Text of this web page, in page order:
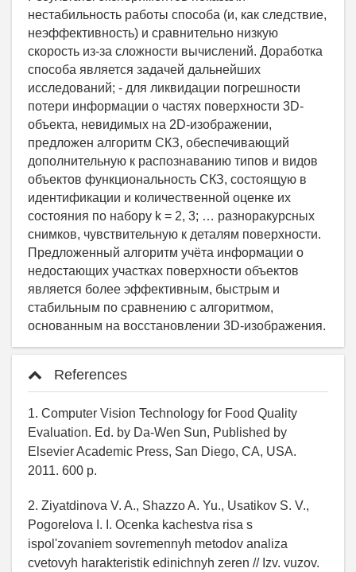
References
1. Computer Vision Technology for Food Quality
Evaluation. Ed. by Da-Wen Sun, Published by
Elsevier Academic Press, San Diego, CA, USA.
2011. 600 p.
2. Ziyatdinova V. A., Shazzo A. Yu., Usatikov S. V.,
Pogorelova I. I. Ocenka kachestva risa s
ispol'zovaniem sovremennyh metodov analiza
cvetovyh harakteristik edinichnyh zeren // Izv. vuzov.